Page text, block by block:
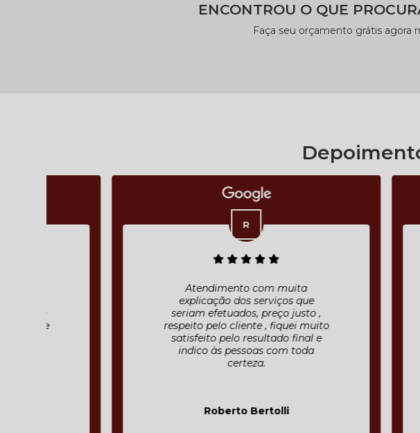
ENCONTROU O QUE
Faça seu orçamento grátis agora
Atendimento com muita
explicação dos serviços que
seriam efetuados, preço justo ,
respeito pelo cliente , fiquei muito
satisfeito pelo resultado final e
indico às pessoas com toda
Roberto Bertolli
Só
muito
pra
não
tudo